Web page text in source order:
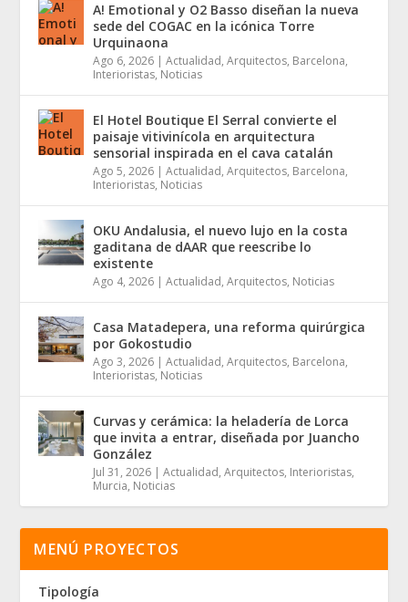
A! Emotional y O2 Basso diseñan la nueva
sede del COGAC en la icónica Torre
Urquinaona
Ago 6, 2026 |Actualidad,Arquitectos, Barcelona,
Interioristas, Noticias
El Hotel Boutique El Serral convierte el
paisaje vitivinícola en arquitectura
sensorial inspirada en el cava catalán
Ago 5, 2026 |Actualidad,Arquitectos, Barcelona,
Interioristas, Noticias
OKU Andalusia, el nuevo lujo en la costa
gaditana de dAAR que reescribe lo
existente
Ago 4, 2026 |Actualidad,Arquitectos, Noticias
Casa Matadepera, una reforma quirúrgica
por Gokostudio
Ago 3, 2026 |Actualidad,Arquitectos, Barcelona,
Interioristas, Noticias
Curvas y cerámica: la heladería de Lorca
que invita a entrar, diseñada por Juancho
González
Jul 31, 2026 |Actualidad,Arquitectos, Interioristas,
Murcia, Noticias
MENÚ PROYECTOS
Tipología